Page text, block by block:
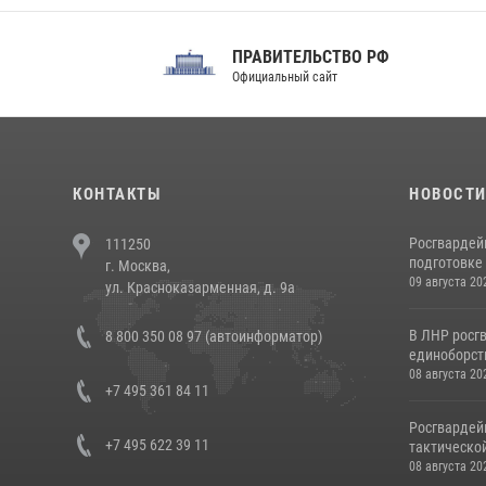
ПРАВИТЕЛЬСТВО РФ
Официальный сайт
КОНТАКТЫ
111250
г. Москва,
ул. Красноказарменная, д. 9а
8 800 350 08 97 (автоинформатор)
+7 495 361 84 11
+7 495 622 39 11
НОВОСТИ
09 августа
В ЛНР
08 августа
08 августа